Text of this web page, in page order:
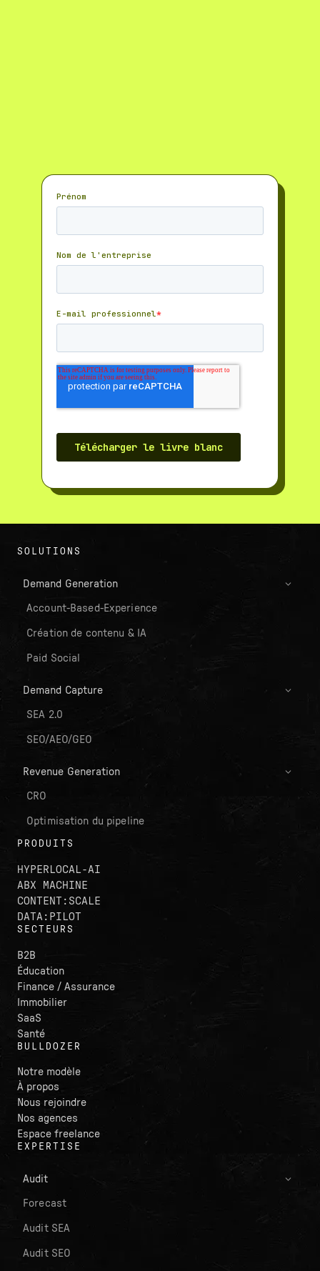
SOLUTIONS
Demand Generation
Account-Based-Experience
Création de contenu & IA
Paid Social
Demand Capture
SEA 2.0
SEO/AEO/GEO
Revenue Generation
CRO
Optimisation du pipeline
PRODUITS
HYPERLOCAL-AI
ABX MACHINE
CONTENT:SCALE
DATA:PILOT
SECTEURS
B2B
Éducation
Finance / Assurance
Immobilier
SaaS
Santé
BULLDOZER
Notre modèle
À propos
Nous rejoindre
Nos agences
Espace freelance
EXPERTISE
Audit
Forecast
Audit SEA
Audit SEO